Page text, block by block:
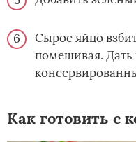
Сырое яйцо
помешивая. Дать
Как готовить с